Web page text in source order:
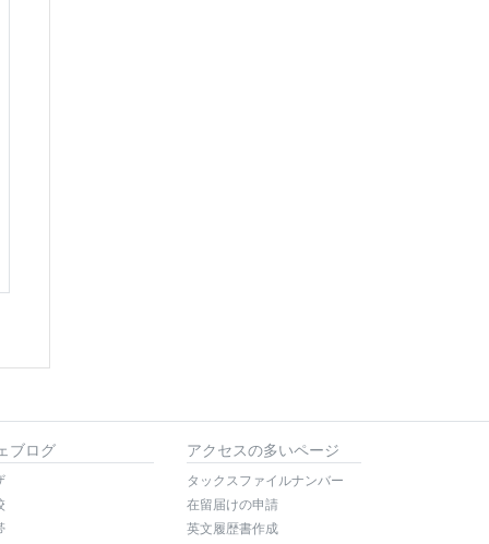
ブログ アクセスの多いページ
タックスファイルナンバー
在留届けの申請
英文履歴書作成